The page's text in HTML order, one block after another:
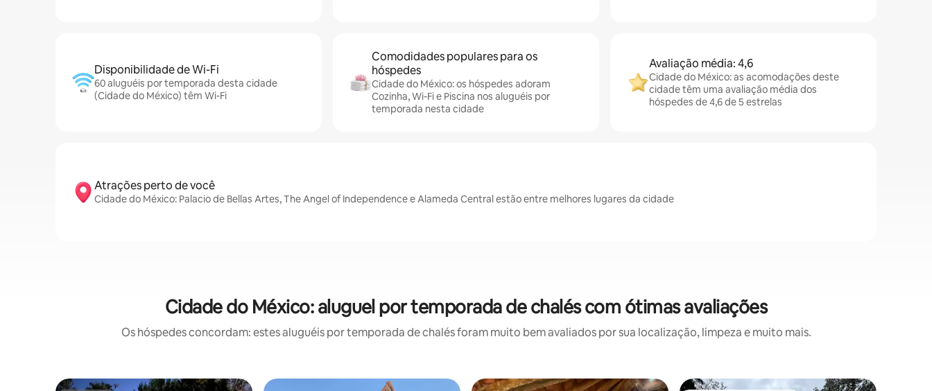
Disponibilidade de Wi-Fi
60 aluguéis por temporada desta cidade
(Cidade do México) têm Wi-Fi
Comodidades populares para os
hóspedes
Cidade do México: os hóspedes adoram
Cozinha, Wi-Fi e Piscina nos aluguéis por
temporada nesta cidade
Avaliação média: 4,6
Cidade do México: as acomodações deste
cidade têm uma avaliação média dos
hóspedes de 4,6 de 5 estrelas
Atrações perto de você
Cidade do México: Palacio de Bellas Artes, The Angel of Independence e Alameda Central estão entre melhores lugares da cidade
Cidade do México: aluguel por temporada de chalés com ótimas avaliações
Os hóspedes concordam: estes aluguéis por temporada de chalés foram muito bem avaliados por sua localização, limpeza e muito mais.